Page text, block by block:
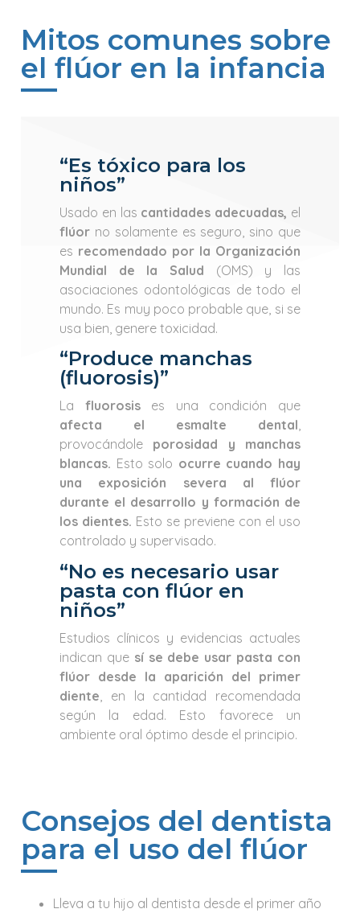
Mitos comunes sobre
el flúor en la infancia
“Es tóxico para los
niños”
Usado en las cantidades adecuadas, el
flúor no solamente es seguro, sino que
es recomendado por la Organización
Mundial de la Salud (OMS) y las
asociaciones odontológicas de todo el
mundo. Es muy poco probable que, si se
usa bien, genere toxicidad.
“Produce manchas
(fluorosis)”
La fluorosises una condición que
afecta el esmalte dental,
provocándole porosidad y manchas
blancas. Esto solo ocurre cuando hay
una exposición severa al flúor
durante el desarrollo y formación de
los dientes. Esto se previene con el uso
controlado y supervisado.
“No es necesario usar
pasta con flúor en
niños”
Estudios clínicos y evidencias actuales
indican que sí se debe usar pasta con
flúor desde la aparición del primer
diente , en la cantidad recomendada
según la edad. Esto favorece un
ambiente oral óptimo desde el principio.
Consejos del dentista
para el uso del flúor
Lleva a tu hijo al dentista desde el primer año